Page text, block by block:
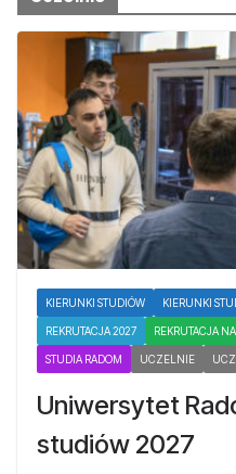
KIERUNKI STUDIÓW KIERUNKI
REKRUTACJA 2027 REKRUTACJA
STUDIA RADOM UCZELNIE
Uniwersytet
studiów 2027